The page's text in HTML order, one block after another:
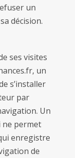
un
décision.
ses visites
un
s’installer
par
Un
ne permet
enregistre
de